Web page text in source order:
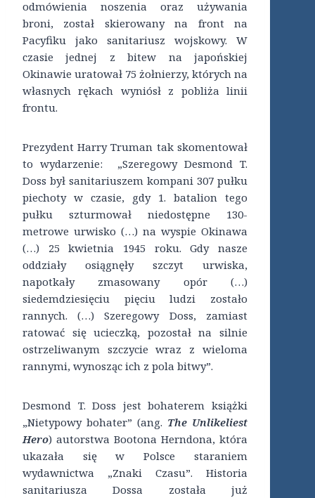
odmówienia noszenia oraz używania
broni, został skierowany na front na
Pacyfiku jako sanitariusz wojskowy. W
czasie jednej z bitew na japońskiej
Okinawie uratował 75 żołnierzy, których na
własnych rękach wyniósł z pobliża linii
frontu.
Prezydent Harry Truman tak skomentował
to wydarzenie: „Szeregowy Desmond T.
Doss był sanitariuszem kompani 307 pułku
piechoty w czasie, gdy 1. batalion tego
pułku szturmował niedostępne 130-
metrowe urwisko (…) na wyspie Okinawa
(…) 25 kwietnia 1945 roku. Gdy nasze
oddziały osiągnęły szczyt urwiska,
napotkały zmasowany opór (…)
siedemdziesięciu pięciu ludzi zostało
rannych. (…) Szeregowy Doss, zamiast
ratować się ucieczką, pozostał na silnie
ostrzeliwanym szczycie wraz z wieloma
rannymi, wynosząc ich z pola bitwy”.
Desmond T. Doss jest bohaterem książki
„Nietypowy bohater” (ang. The Unlikeliest
Hero) autorstwa Bootona Herndona, która
ukazała się w Polsce staraniem
wydawnictwa „Znaki Czasu”. Historia
sanitariusza Dossa została już